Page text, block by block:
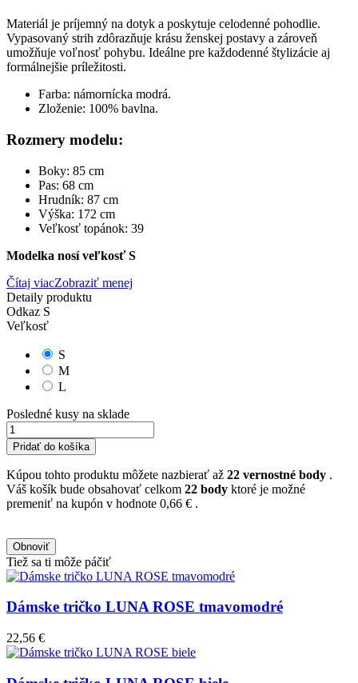
Materiál je príjemný na dotyk a poskytuje celodenné pohodlie.
Vypasovaný strih zdôrazňuje krásu ženskej postavy a zároveň
umožňuje voľnosť pohybu. Ideálne pre každodenné štylizácie aj
formálnejšie príležitosti.
Farba: námornícka modrá.
Zloženie: 100% bavlna.
Rozmery modelu:
Boky: 85 cm
Pas: 68 cm
Hrudník: 87 cm
Výška: 172 cm
Veľkosť topánok: 39
Modelka nosí veľkosť S
Čítaj viacZobraziť menej
Detaily produktu
Odkaz S
Veľkosť
S
M
L
Posledné kusy na sklade
Pridať do košíka
Kúpou tohto produktu môžete nazbierať až 22 vernostné body .
Váš košík bude obsahovať celkom 22 body ktoré je možné
premeniť na kupón v hodnote 0,66 € .
Tiež sa ti môže páčiť
Dámske tričko LUNA ROSE tmavomodré
22,56 €